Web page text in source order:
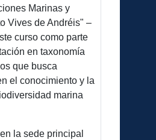
Marinas y
Vives de Andréis" –
curso como parte
en taxonomía
que busca
el conocimiento y la
marina
la sede principal